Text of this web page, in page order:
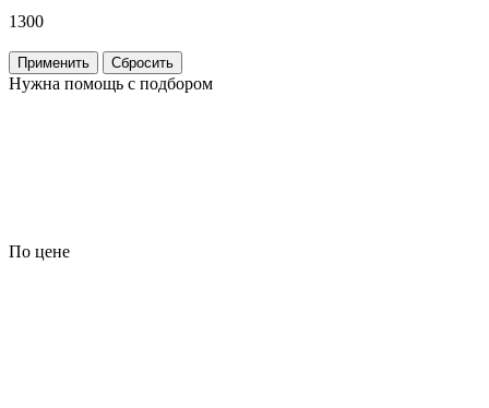
1300
Применить Сбросить
Нужна помощь с подбором
По цене